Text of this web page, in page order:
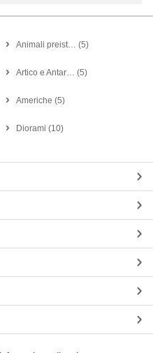
Animali preist… (5)
Artico e Antar… (5)
Americhe (5)
Diorami (10)